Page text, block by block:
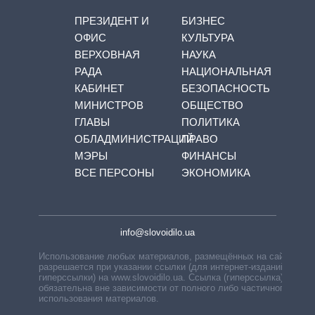
ПРЕЗИДЕНТ И
ОФИС
ВЕРХОВНАЯ
РАДА
КАБИНЕТ
МИНИСТРОВ
ГЛАВЫ
ОБЛАДМИНИСТРАЦИЙ
МЭРЫ
ВСЕ ПЕРСОНЫ
БИЗНЕС
КУЛЬТУРА
НАУКА
НАЦИОНАЛЬНАЯ
БЕЗОПАСНОСТЬ
ОБЩЕСТВО
ПОЛИТИКА
ПРАВО
ФИНАНСЫ
ЭКОНОМИКА
info@slovoidilo.ua
Использование любых материалов, размещённых на сайте,
разрешается при указании ссылки (для интернет-изданий —
гиперссылки) на www.slovoidilo.ua. Ссылка (гиперссылка)
обязательна вне зависимости от полного либо частичного
использования материалов.